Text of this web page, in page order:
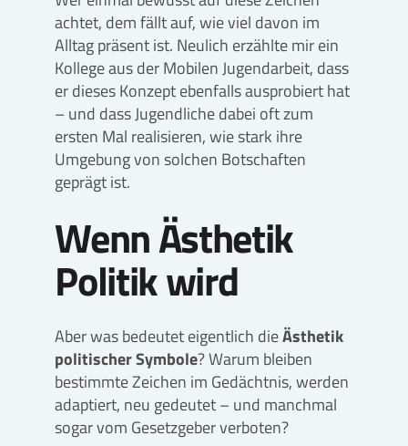
achtet, dem fällt auf, wie viel davon im
Alltag präsent ist. Neulich erzählte mir ein
Kollege aus der Mobilen Jugendarbeit, dass
er dieses Konzept ebenfalls ausprobiert hat
– und dass Jugendliche dabei oft zum
ersten Mal realisieren, wie stark ihre
Umgebung von solchen Botschaften
geprägt ist.
Wenn Ästhetik
Politik wird
Aber was bedeutet eigentlich dieÄsthetik
politischer Symbole? Warum bleiben
bestimmte Zeichen im Gedächtnis, werden
adaptiert, neu gedeutet – und manchmal
sogar vom Gesetzgeber verboten?